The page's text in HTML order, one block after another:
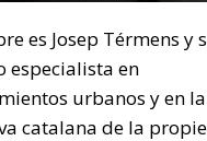
es Josep Térmens y
especialista en
urbanos y en la
catalana de la